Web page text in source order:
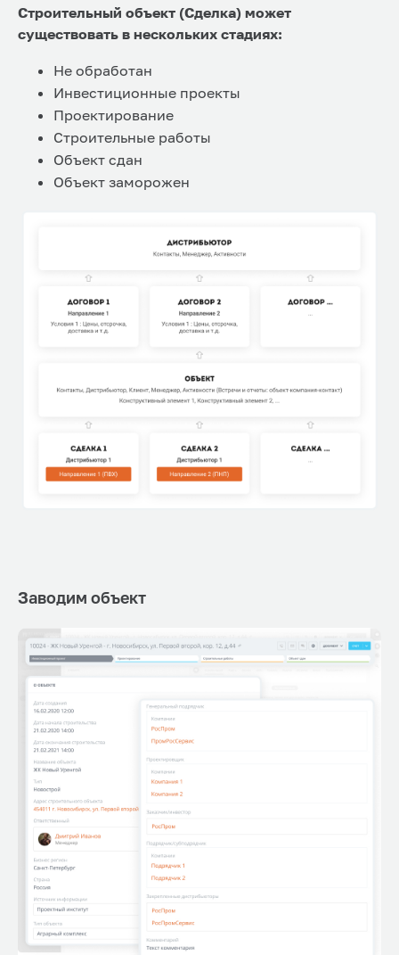
Строительный объект (Сделка) может
существовать в нескольких стадиях:
Не обработан
Инвестиционные проекты
Проектирование
Строительные работы
Объект сдан
Объект заморожен
Заводим объект